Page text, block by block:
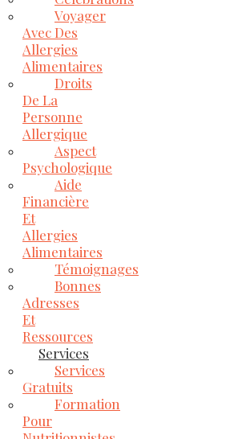
Voyager
Avec Des
Allergies
Alimentaires
Droits
De La
Personne
Allergique
Aspect
Psychologique
Aide
Financière
Et
Allergies
Alimentaires
Témoignages
Bonnes
Adresses
Et
Ressources
Services
Services
Gratuits
Formation
Pour